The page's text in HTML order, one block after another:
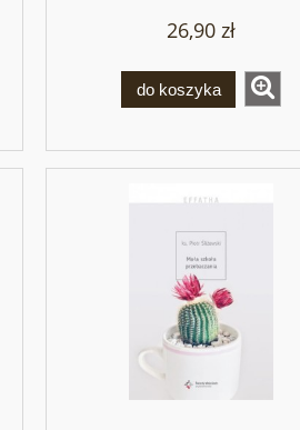
26,90 zł
do koszyka